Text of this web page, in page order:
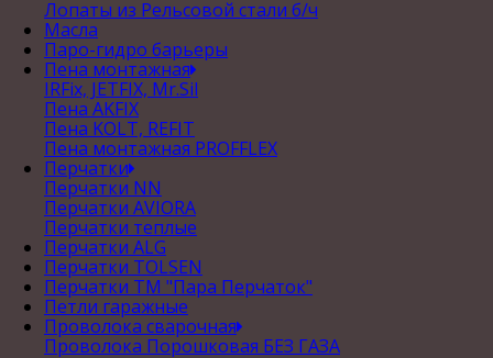
Лопаты из Рельсовой стали б/ч
Масла
Паро-гидро барьеры
Пена монтажная
IRFix, JETFIX, Mr.Sil
Пена AKFIX
Пена KOLT, REFIT
Пена монтажная PROFFLEX
Перчатки
Перчатки NN
Перчатки AVIORA
Перчатки теплые
Перчатки ALG
Перчатки TOLSEN
Перчатки ТМ "Пара Перчаток"
Петли гаражные
Проволока сварочная
Проволока Порошковая БЕЗ ГАЗА